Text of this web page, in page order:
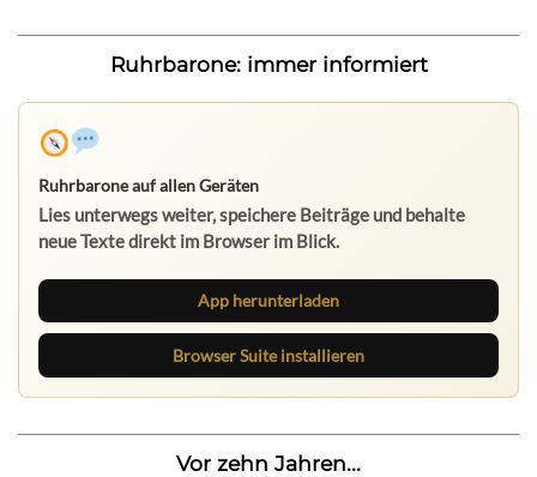
Ruhrbarone: immer informiert
Ruhrbarone auf allen Geräten
Lies unterwegs weiter, speichere Beiträge und behalte
neue Texte direkt im Browser im Blick.
App herunterladen
Browser Suite installieren
Vor zehn Jahren...